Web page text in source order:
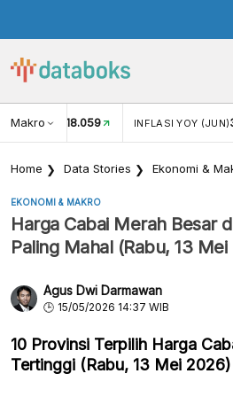
Makro
USD/IDR 18.059 INFLASI YOY (JUN)
Home Data Stories Ekonomi &
EKONOMI & MAKRO
Harga Cabai Merah Besar
Paling Mahal (Rabu, 13
Agus Dwi Darmawan
15/05/2026 14:37 WIB
10 Provinsi Terpilih Harga
Tertinggi (Rabu, 13 Mei 2026)